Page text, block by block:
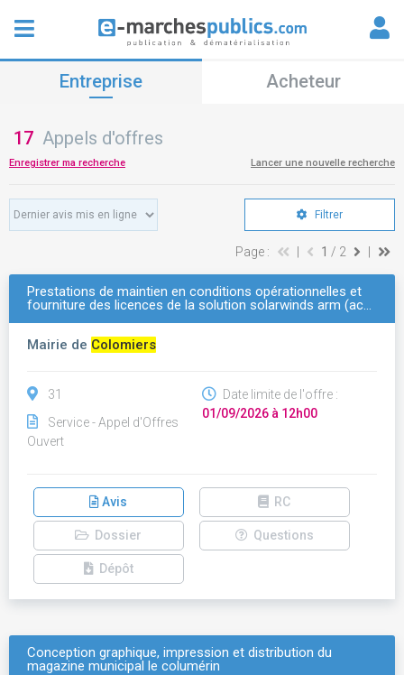
Entreprise Acheteur
17 Appels d'offres
Enregistrer ma recherche Lancer une nouvelle recherche
Filtrer
Page : 1 / 2
Prestations de maintien en conditions opérationnelles et
fourniture des licences de la solution solarwinds arm (ac…
Mairie de Colomiers
31
Service - Appel d'Offres
Ouvert
Date limite de l'offre :
01/09/2026 à 12h00
Avis RC
Dossier Questions
Dépôt
Conception graphique, impression et distribution du
magazine municipal le columérin